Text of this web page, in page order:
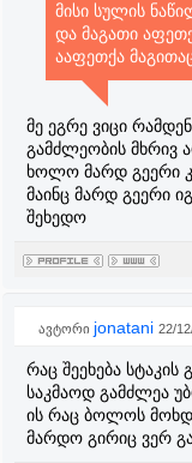
მისი სულის
და მაგათი
ააფეთქა
მე ეგრე ვიცი
გამძლეობის მხრივ
ხოლო მარდ გეერი
მაინც მარდ გეერი
შეხედო
ავტორი jonatani 22/
რაც შეეხება
საკმაოდ გამძლეა
ის რაც ბოლოს
მარდო გირიც ვერ